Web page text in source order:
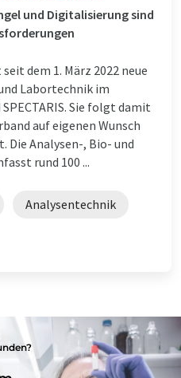
und Digitalisierung sind
dem 1. März 2022 neue
Labortechnik im
Sie folgt damit
auf eigenen Wunsch
Die Analysen-, Bio- und
rund 100 ...
Analysentechnik